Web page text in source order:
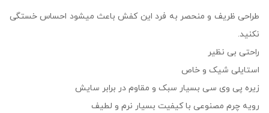
طراحی ظریف و منحصر به فرد این کفش باعث میشود احساس خستگی
نکنید.
راحتی بی نظیر
استایلی شیک و خاص
زیره پی وی سی بسیار سبک و مقاوم در برابر سایش
رویه چرم مصنوعی با کیفیت بسیار نرم و لطیف